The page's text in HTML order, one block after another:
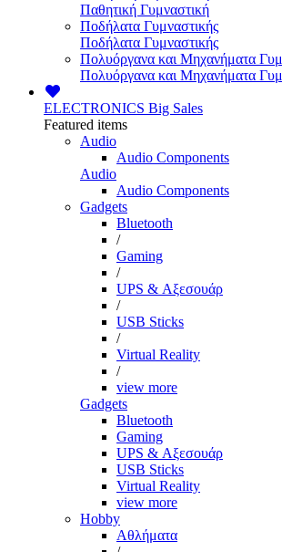
Παθητική Γυμναστική
Ποδήλατα Γυμναστικής
Ποδήλατα Γυμναστικής
Πολυόργανα και Μηχανήματα
Πολυόργανα και Μηχανήματα
ELECTRONICS Big Sales
Featured items
Audio
Audio Components
Audio
Audio Components
Gadgets
Bluetooth
/
Gaming
/
UPS & Αξεσουάρ
/
USB Sticks
/
Virtual Reality
/
view more
Gadgets
Bluetooth
Gaming
UPS & Αξεσουάρ
USB Sticks
Virtual Reality
view more
Hobby
Αθλήματα